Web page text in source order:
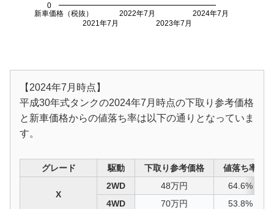
新車価格（税抜）
2021年7月
2022年7月
2023年7月
2024年7月
0
【2024年7月時点】
平成30年式タンクの2024年7月時点の下取り参考価格
と新車価格からの値落ち率は以下の通りとなっていま
す。
グレード 駆動 下取り参考価格 値落ち率
X
2WD 48万円
64.6%
4WD
70万円 53.8%